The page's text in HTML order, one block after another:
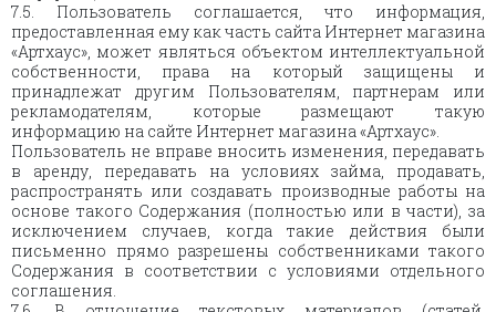
7.5. Пользователь соглашается, что информация,
предоставленная ему как часть сайта Интернет магазина
«Артхаус», может являться объектом интеллектуальной
собственности, права на который защищены и
принадлежат другим Пользователям, партнерам или
рекламодателям, которые размещают такую
информацию на сайте Интернет магазина «Артхаус».
Пользователь не вправе вносить изменения, передавать
в аренду, передавать на условиях займа, продавать,
распространять или создавать производные работы на
основе такого Содержания (полностью или в части), за
исключением случаев, когда такие действия были
письменно прямо разрешены собственниками такого
Содержания в соответствии с условиями отдельного
соглашения.